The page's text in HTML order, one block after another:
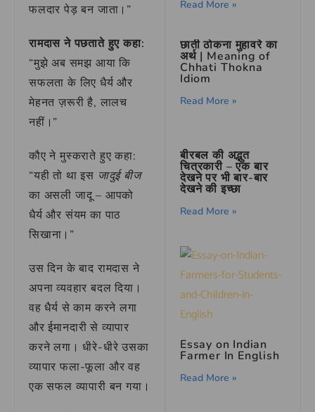
फलदार पेड़ बन जाता।”
रामदास ने पछताते हुए कहा:
“मुझे अब समझ आया कि
सफलता के लिए धैर्य और
मेहनत ज़रूरी है, लालच
नहीं।”
कौए ने मुस्कराते हुए कहा:
“यही तो था इस जादुई बीज
का असली जादू – आपको
धैर्य और संयम का पाठ
सिखाना।”
उस दिन के बाद रामदास ने
अपना व्यवहार बदल दिया।
वह धैर्य से काम करने लगा
और ईमानदारी से व्यापार
करने लगा। धीरे-धीरे उसका
व्यापार फला-फूला और वह
एक सफल व्यापारी बन गया।
Read More »
छाती ठोकना मुहावरे का
अर्थ | Meaning of
Chhati Thokna
Idiom
Read More »
बीरबल की अद्भुत
चित्रकारी – एक बार
देखने पर भी बार-बार
देखने की इच्छा
Read More »
Essay on Indian
Farmer In English
Read More »